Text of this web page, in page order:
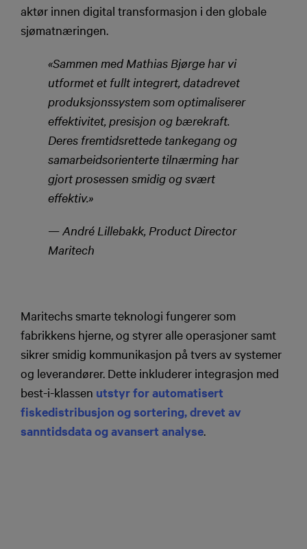
aktør innen digital transformasjon i den globale
sjømatnæringen.
«Sammen med Mathias Bjørge har vi
utformet et fullt integrert, datadrevet
produksjonssystem som optimaliserer
effektivitet, presisjon og bærekraft.
Deres fremtidsrettede tankegang og
samarbeidsorienterte tilnærming har
gjort prosessen smidig og svært
effektiv.»
— André Lillebakk, Product Director
Maritech
Maritechs smarte teknologi fungerer som
fabrikkens hjerne, og styrer alle operasjoner samt
sikrer smidig kommunikasjon på tvers av systemer
og leverandører. Dette inkluderer integrasjon med
best-i-klassen utstyr for automatisert
fiskedistribusjon og sortering, drevet av
sanntidsdata og avansert analyse.